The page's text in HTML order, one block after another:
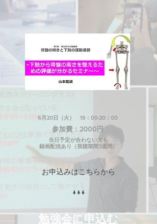
6月20日（火） 19：00-20：00
​参加費：2000円
当日予定が合わない方も
録画配信あり（視聴期間3週間）
お申込みはこちらから
↓↓↓
勉強会に申込む